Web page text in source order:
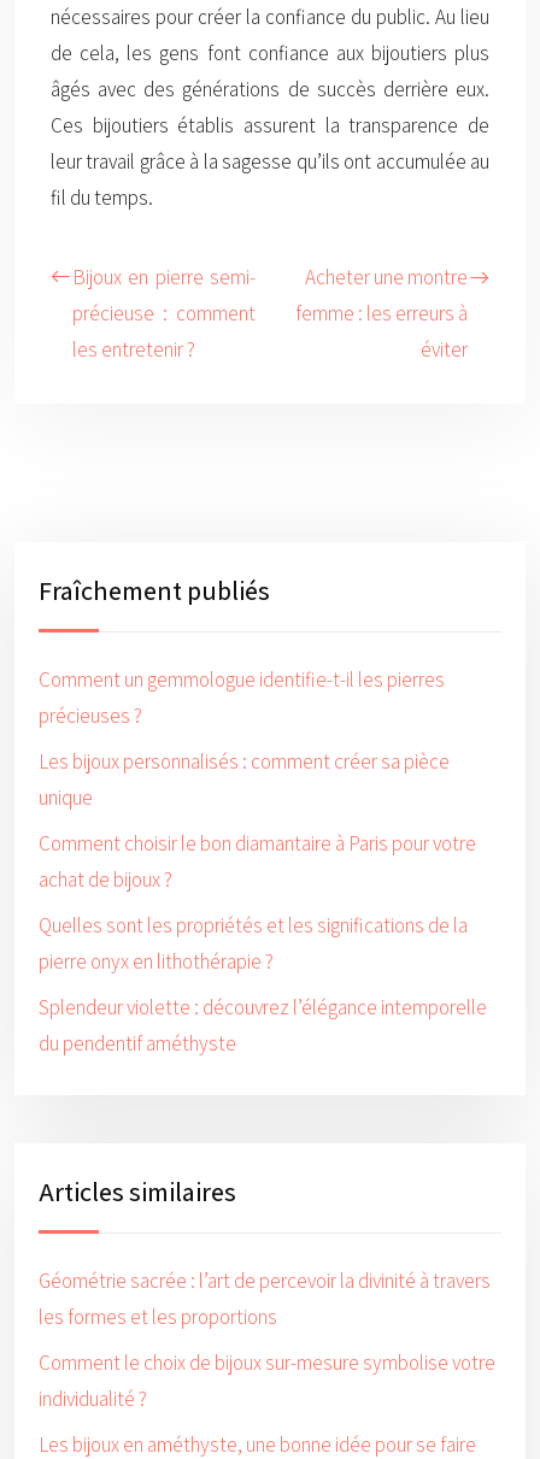
nécessaires pour créer la confiance du public. Au lieu
de cela, les gens font confiance aux bijoutiers plus
âgés avec des générations de succès derrière eux.
Ces bijoutiers établis assurent la transparence de
leur travail grâce à la sagesse qu’ils ont accumulée au
fil du temps.
Bijoux en pierre semi-
précieuse : comment
les entretenir ?
Acheter une montre
femme : les erreurs à
éviter
Fraîchement publiés
Comment un gemmologue identifie-t-il les pierres
précieuses ?
Les bijoux personnalisés : comment créer sa pièce
unique
Comment choisir le bon diamantaire à Paris pour votre
achat de bijoux ?
Quelles sont les propriétés et les significations de la
pierre onyx en lithothérapie ?
Splendeur violette : découvrez l’élégance intemporelle
du pendentif améthyste
Articles similaires
Géométrie sacrée : l’art de percevoir la divinité à travers
les formes et les proportions
Comment le choix de bijoux sur-mesure symbolise votre
individualité ?
Les bijoux en améthyste, une bonne idée pour se faire